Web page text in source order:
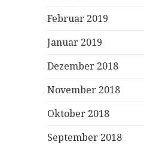
Februar 2019
Januar 2019
Dezember 2018
November 2018
Oktober 2018
September 2018